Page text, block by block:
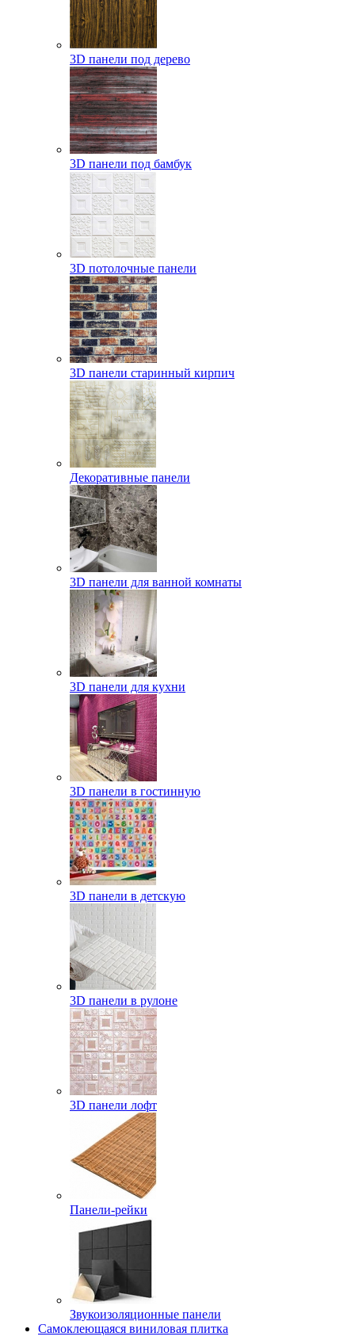
3D панели под дерево
3D панели под бамбук
3D потолочные панели
3D панели старинный кирпич
Декоративные панели
3D панели для ванной комнаты
3D панели для кухни
3D панели в гостинную
3D панели в детскую
3D панели в рулоне
3D панели лофт
Панели-рейки
Звукоизоляционные панели
Самоклеющаяся виниловая плитка